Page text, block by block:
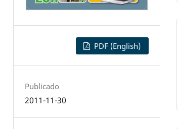
PDF (English)
Publicado
2011-11-30